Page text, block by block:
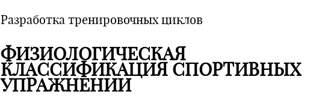
Разработка тренировочных циклов
ФИЗИОЛОГИЧЕСКАЯ
КЛАССИФИКАЦИЯ СПОРТИВНЫХ
УПРАЖНЕНИИ